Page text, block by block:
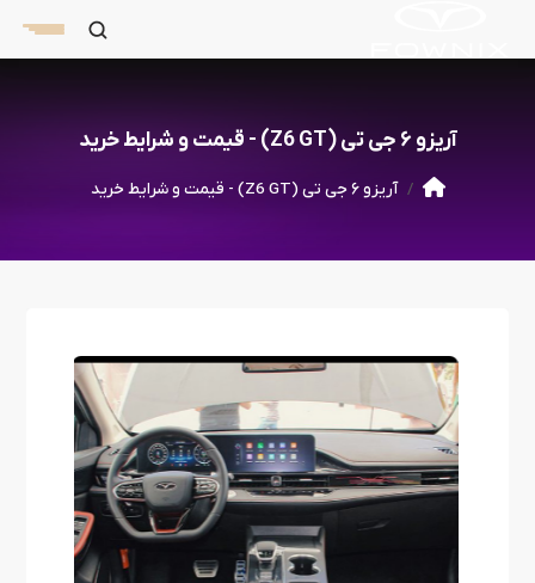
آریزو ۶ جی تی (Z6 GT) - قیمت و شرایط خرید
آریزو ۶ جی تی (Z6 GT) - قیمت و شرایط خرید